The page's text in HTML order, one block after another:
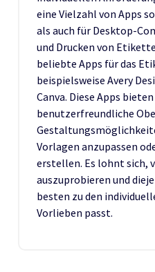
eine Vielzahl von Apps
als auch für Desktop-
und Drucken von
beliebte Apps für das
beispielsweise Avery
Canva. Diese Apps
benutzerfreundliche
Vorlagen anzupassen
erstellen. Es lohnt sich,
auszuprobieren und
besten zu den
Vorlieben passt.